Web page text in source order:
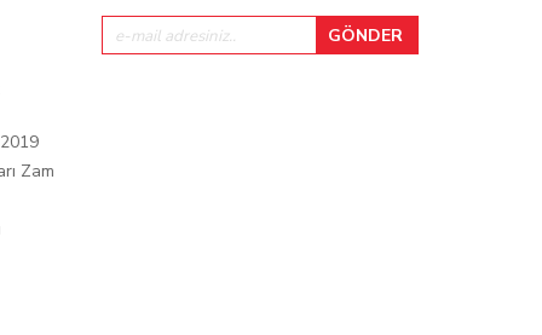
Zam